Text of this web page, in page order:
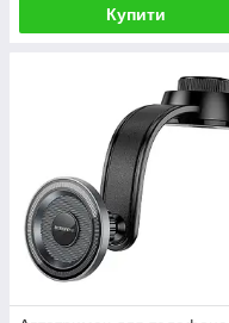
Купити